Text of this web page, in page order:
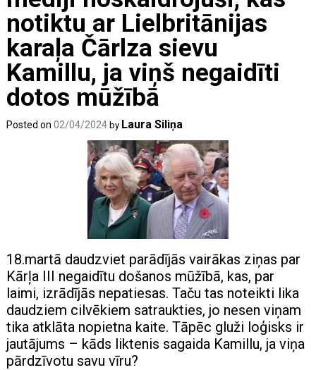
notiktu ar Lielbritānijas
karaļa Čārlza sievu
Kamillu, ja viņš negaidīti
dotos mūžībā
Posted on02/04/2024 by Laura Siliņa
18.martā daudzviet parādījās vairākas ziņas par
Kārļa III negaidītu došanos mūžībā, kas, par
laimi, izrādījās nepatiesas. Taču tas noteikti lika
daudziem cilvēkiem satraukties, jo nesen viņam
tika atklāta nopietna kaite. Tāpēc gluži loģisks ir
jautājums – kāds liktenis sagaida Kamillu, ja viņa
pārdzīvotu savu vīru?